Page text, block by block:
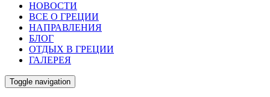
НОВОСТИ
ВСЕ О ГРЕЦИИ
НАПРАВЛЕНИЯ
БЛОГ
ОТДЫХ В ГРЕЦИИ
ГАЛЕРЕЯ
Toggle navigation